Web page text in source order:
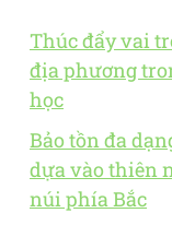
Thúc đẩy vai
địa phương
học
Bảo tồn đa
dựa vào thiên
núi phía Bắc